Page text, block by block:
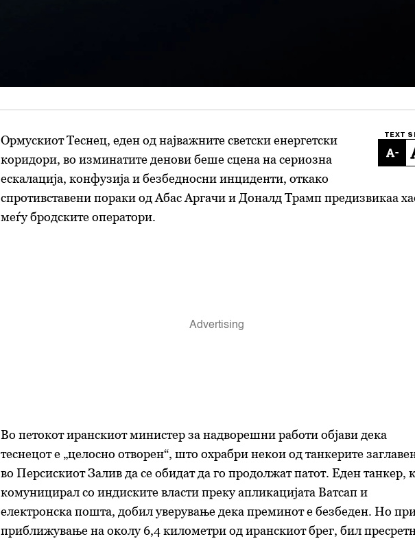
TEXT
-
Ормускиот Теснец, еден од најважните светски енергетски
коридори, во изминатите денови беше сцена на сериозна
ескалација, конфузија и безбедносни инциденти, откако
спротивставени пораки од Абас Аргачи и Доналд Трамп предизвикаа
меѓу бродските оператори.
Во петокот иранскиот министер за надворешни работи објави дека
теснецот е „целосно отворен“, што охрабри некои од танкерите
во Персискиот Залив да се обидат да го продолжат патот. Еден танкер,
комуницирал со индиските власти преку апликацијата Ватсап и
електронска пошта, добил уверување дека преминот е безбеден. Но
приближување на околу 6,4 километри од иранскиот брег, бил